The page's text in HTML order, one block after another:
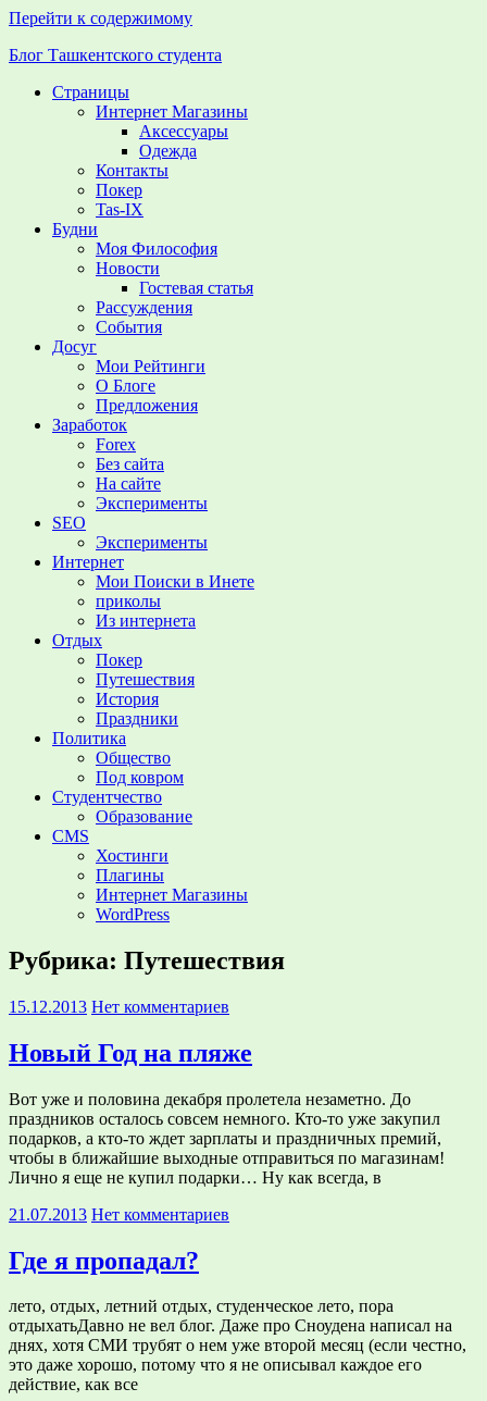
Перейти к содержимому
Блог Ташкентского студента
Страницы
Интернет Магазины
Аксессуары
Одежда
Контакты
Покер
Tas-IX
Будни
Моя Философия
Новости
Гостевая статья
Рассуждения
События
Досуг
Мои Рейтинги
О Блоге
Предложения
Заработок
Forex
Без сайта
На сайте
Эксперименты
SEO
Эксперименты
Интернет
Мои Поиски в Инете
приколы
Из интернета
Отдых
Покер
Путешествия
История
Праздники
Политика
Общество
Под ковром
Студентчество
Образование
CMS
Хостинги
Плагины
Интернет Магазины
WordPress
Рубрика: Путешествия
15.12.2013 Нет комментариев
Новый Год на пляже
Вот уже и половина декабря пролетела незаметно. До
праздников осталось совсем немного. Кто-то уже закупил
подарков, а кто-то ждет зарплаты и праздничных премий,
чтобы в ближайшие выходные отправиться по магазинам!
Лично я еще не купил подарки… Ну как всегда, в
21.07.2013 Нет комментариев
Где я пропадал?
лето, отдых, летний отдых, студенческое лето, пора
отдыхатьДавно не вел блог. Даже про Сноудена написал на
днях, хотя СМИ трубят о нем уже второй месяц (если честно,
это даже хорошо, потому что я не описывал каждое его
действие, как все